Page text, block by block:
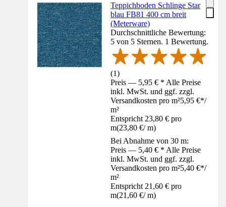
Teppichboden Schlinge Star
blau FB81 400 cm breit
(Meterware)
Durchschnittliche Bewertung:
5 von 5 Sternen. 1 Bewertung.
(1)
Preis — 5,95 € * Alle Preise
inkl. MwSt. und ggf. zzgl.
Versandkosten pro m²5,95 €*/
m²
Entspricht 23,80 € pro
m(23,80 €/ m)
Bei Abnahme von 30 m:
Preis — 5,40 € * Alle Preise
inkl. MwSt. und ggf. zzgl.
Versandkosten pro m²5,40 €*/
m²
Entspricht 21,60 € pro
m(21,60 €/ m)